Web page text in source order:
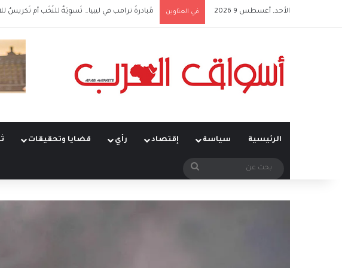
الأحد, أغسطس 9 2026 في العناوين مُبادرةُ ترامب في ليبيا… تَسوِيَةٌ للنُخَب أم تَكريسٌ
الرئيسية سياسة إقتصاد رأي قضايا وتحقيقات
بحث